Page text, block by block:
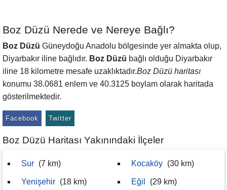
Boz Düzü Nerede ve Nereye Bağlı?
Boz Düzü Güneydoğu Anadolu bölgesinde yer almakta olup,
Diyarbakır iline bağlıdır. Boz Düzü bağlı olduğu Diyarbakır
iline 18 kilometre mesafe uzaklıktadır.Boz Düzü haritası
konumu 38.0681 enlem ve 40.3125 boylam olarak haritada
gösterilmektedir.
Facebook Twitter
Boz Düzü Haritası Yakınındaki İlçeler
Sur (7 km)
Yenişehir (18 km)
Kocaköy (30 km)
Eğil (29 km)